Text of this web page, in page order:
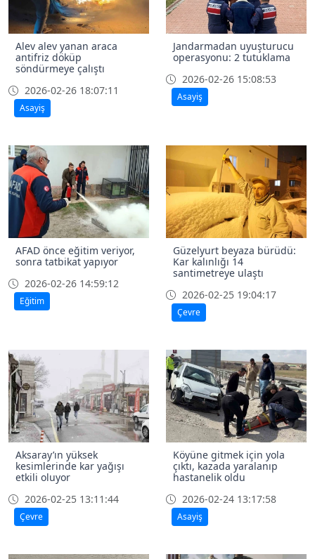
Alev alev yanan araca
antifriz döküp
söndürmeye çalıştı
2026-02-26 18:07:11
Asayiş
Jandarmadan uyuşturucu
operasyonu: 2 tutuklama
2026-02-26 15:08:53
Asayiş
AFAD önce eğitim veriyor,
sonra tatbikat yapıyor
2026-02-26 14:59:12
Eğitim
Güzelyurt beyaza bürüdü:
Kar kalınlığı 14
santimetreye ulaştı
2026-02-25 19:04:17
Çevre
Aksaray’ın yüksek
kesimlerinde kar yağışı
etkili oluyor
2026-02-25 13:11:44
Çevre
Köyüne gitmek için yola
çıktı, kazada yaralanıp
hastanelik oldu
2026-02-24 13:17:58
Asayiş